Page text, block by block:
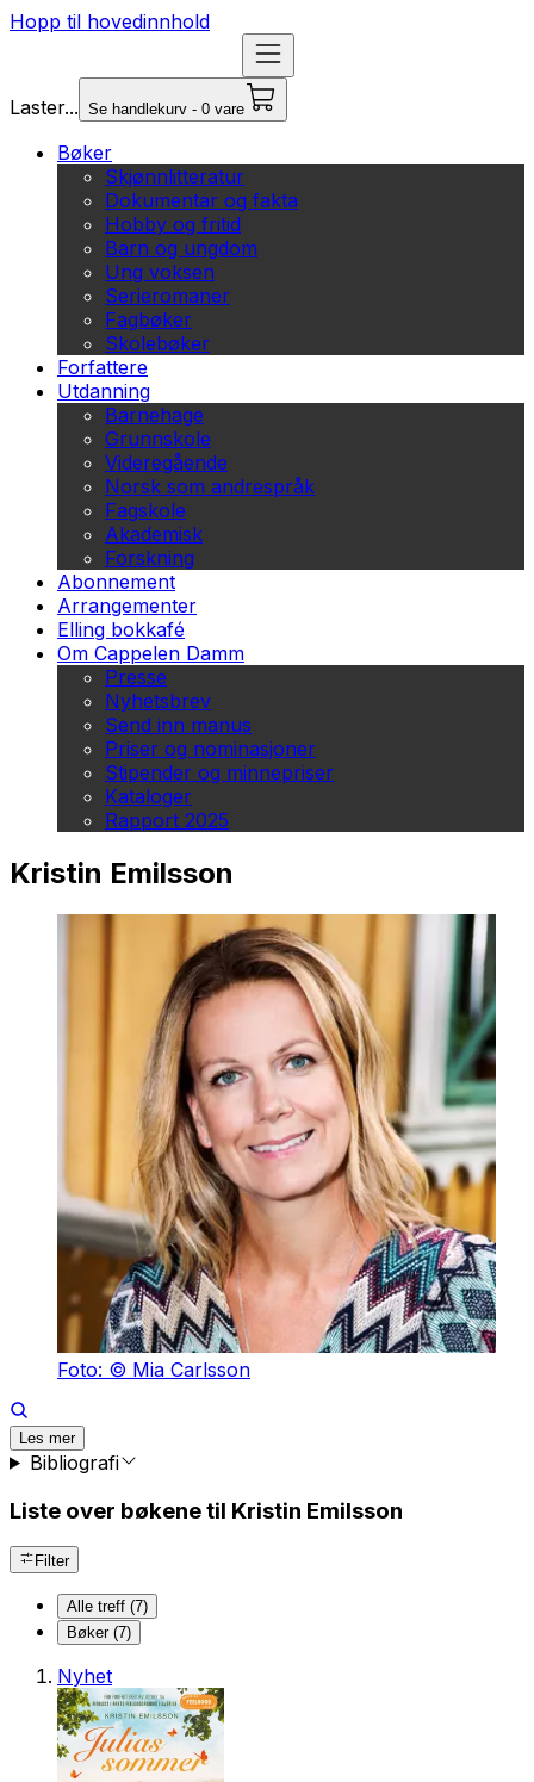
Hopp til hovedinnhold
Laster... Se handlekurv - 0 vare
Bøker
Skjønnlitteratur
Dokumentar og fakta
Hobby og fritid
Barn og ungdom
Ung voksen
Serieromaner
Fagbøker
Skolebøker
Forfattere
Utdanning
Barnehage
Grunnskole
Videregående
Norsk som andrespråk
Fagskole
Akademisk
Forskning
Abonnement
Arrangementer
Elling bokkafé
Om Cappelen Damm
Presse
Nyhetsbrev
Send inn manus
Priser og nominasjoner
Stipender og minnepriser
Kataloger
Rapport 2025
Kristin Emilsson
Foto: © Mia Carlsson
Les mer
Bibliografi
Liste over bøkene til Kristin Emilsson
Filter
Alle treff (7)
Bøker (7)
Nyhet